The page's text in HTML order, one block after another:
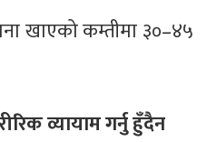
खाएको कम्तीमा ३०–४५
व्यायाम गर्नु हुँदैन